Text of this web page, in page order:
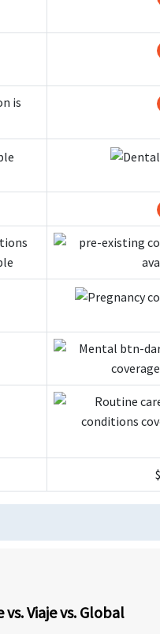
vs. Viaje vs. Global